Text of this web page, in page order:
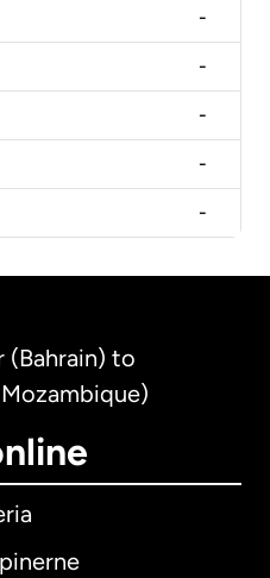
-
-
-
-
-
(Bahrain) to